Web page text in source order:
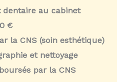
au cabinet
€
la CNS (soin esthétique)
et nettoyage
par la CNS